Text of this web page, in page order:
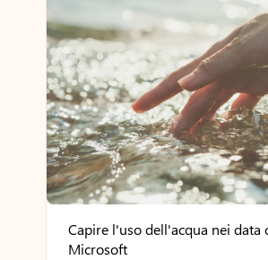
Capire l'uso dell'acqua nei data
Microsoft